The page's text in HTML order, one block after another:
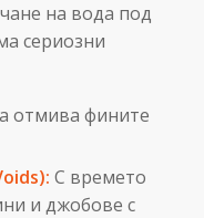
на вода под
сериозни
отмива фините
С времето
и джобове с